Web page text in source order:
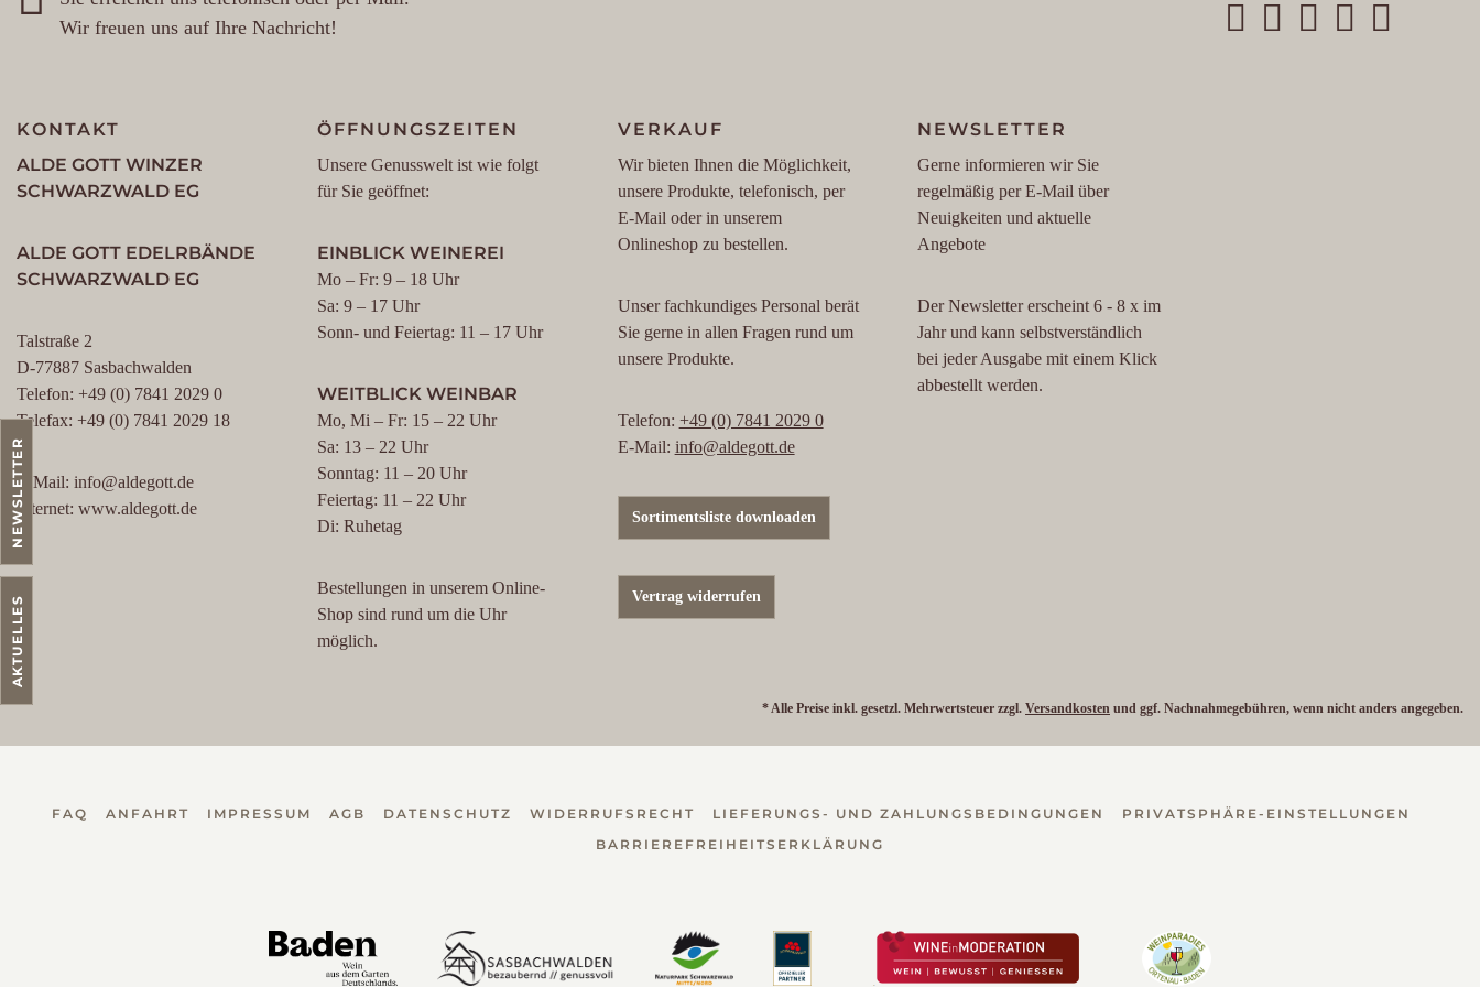
Wir freuen uns auf Ihre Nachricht!
KONTAKT
ALDE GOTT WINZER
SCHWARZWALD EG
ALDE GOTT EDELRBÄNDE
SCHWARZWALD EG
Talstraße 2
D-77887 Sasbachwalden
Telefon: +49 (0) 7841 2029 0
Telefax: +49 (0) 7841 2029 18
E-Mail: info@aldegott.de
Internet: www.aldegott.de
ÖFFNUNGSZEITEN
Unsere Genusswelt ist wie folgt
für Sie geöffnet:
EINBLICK WEINEREI
Mo – Fr: 9 – 18 Uhr
Sa: 9 – 17 Uhr
Sonn- und Feiertag: 11 – 17 Uhr
WEITBLICK WEINBAR
Mo, Mi – Fr: 15 – 22 Uhr
Sa: 13 – 22 Uhr
Sonntag: 11 – 20 Uhr
Feiertag: 11 – 22 Uhr
Di: Ruhetag
Bestellungen in unserem Online-
Shop sind rund um die Uhr
möglich.
VERKAUF
Wir bieten Ihnen die Möglichkeit,
unsere Produkte, telefonisch, per
E-Mail oder in unserem
Onlineshop zu bestellen.
Unser fachkundiges Personal berät
Sie gerne in allen Fragen rund um
unsere Produkte.
Telefon: +49 (0) 7841 2029 0
E-Mail: info@aldegott.de
Sortimentsliste downloaden
Vertrag widerrufen
NEWSLETTER
Gerne informieren wir Sie
regelmäßig per E-Mail über
Neuigkeiten und aktuelle
Angebote
Der Newsletter erscheint 6 - 8 x im
Jahr und kann selbstverständlich
bei jeder Ausgabe mit einem Klick
abbestellt werden.
* Alle Preise inkl. gesetzl. Mehrwertsteuer zzgl. Versandkosten und ggf. Nachnahmegebühren, wenn nicht anders angegeben.
FAQ ANFAHRT IMPRESSUM AGB DATENSCHUTZ WIDERRUFSRECHT LIEFERUNGS- UND ZAHLUNGSBEDINGUNGEN
PRIVATSPHÄRE-EINSTELLUNGEN
BARRIEREFREIHEITSERKLÄRUNG
AKTUELLES
NEWSLETTER